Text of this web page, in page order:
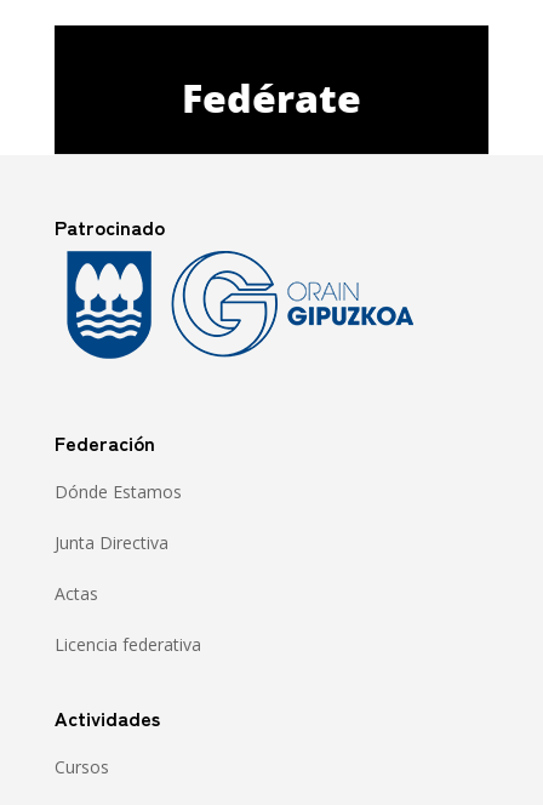
Fedérate
Patrocinado
Federación
Dónde Estamos
Junta Directiva
Actas
Licencia federativa
Actividades
Cursos